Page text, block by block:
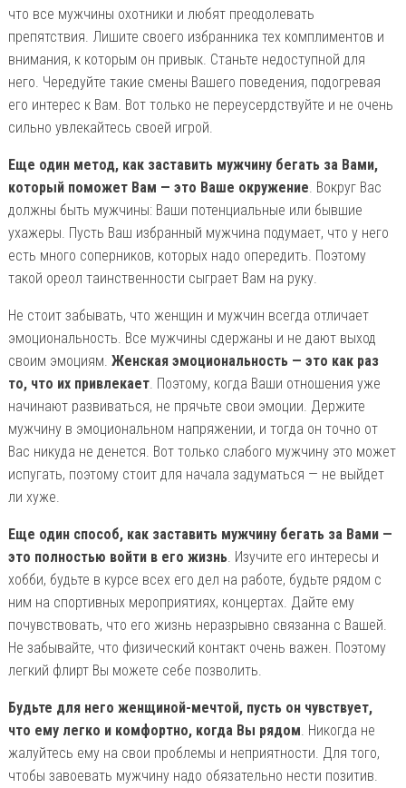
что все мужчины охотники и любят преодолевать
препятствия. Лишите своего избранника тех комплиментов и
внимания, к которым он привык. Станьте недоступной для
него. Чередуйте такие смены Вашего поведения, подогревая
его интерес к Вам. Вот только не переусердствуйте и не очень
сильно увлекайтесь своей игрой.
Еще один метод, как заставить мужчину бегать за Вами,
который поможет Вам — это Ваше окружение. Вокруг Вас
должны быть мужчины: Ваши потенциальные или бывшие
ухажеры. Пусть Ваш избранный мужчина подумает, что у него
есть много соперников, которых надо опередить. Поэтому
такой ореол таинственности сыграет Вам на руку.
Не стоит забывать, что женщин и мужчин всегда отличает
эмоциональность. Все мужчины сдержаны и не дают выход
своим эмоциям. Женская эмоциональность — это как раз
то, что их привлекает. Поэтому, когда Ваши отношения уже
начинают развиваться, не прячьте свои эмоции. Держите
мужчину в эмоциональном напряжении, и тогда он точно от
Вас никуда не денется. Вот только слабого мужчину это может
испугать, поэтому стоит для начала задуматься — не выйдет
ли хуже.
Еще один способ, как заставить мужчину бегать за Вами —
это полностью войти в его жизнь. Изучите его интересы и
хобби, будьте в курсе всех его дел на работе, будьте рядом с
ним на спортивных мероприятиях, концертах. Дайте ему
почувствовать, что его жизнь неразрывно связанна с Вашей.
Не забывайте, что физический контакт очень важен. Поэтому
легкий флирт Вы можете себе позволить.
Будьте для него женщиной-мечтой, пусть он чувствует,
что ему легко и комфортно, когда Вы рядом. Никогда не
жалуйтесь ему на свои проблемы и неприятности. Для того,
чтобы завоевать мужчину надо обязательно нести позитив.